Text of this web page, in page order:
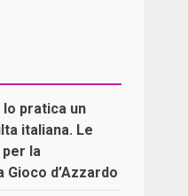
pratica un
italiana. Le
la
d’Azzardo